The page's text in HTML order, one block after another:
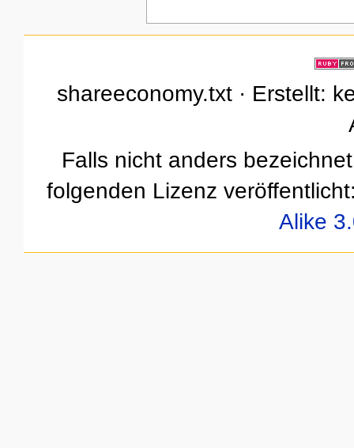
shareeconomy.txt · Erstellt:
Falls nicht anders
folgenden Lizenz
Alike